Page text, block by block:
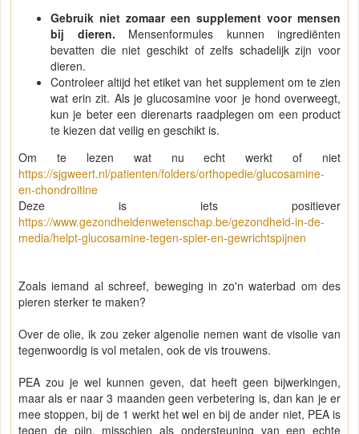
Gebruik niet zomaar een supplement voor mensen
bij dieren. Mensenformules kunnen ingrediënten
bevatten die niet geschikt of zelfs schadelijk zijn voor
dieren.
Controleer altijd het etiket van het supplement om te zien
wat erin zit. Als je glucosamine voor je hond overweegt,
kun je beter een dierenarts raadplegen om een product
te kiezen dat veilig en geschikt is.
Om te lezen wat nu echt werkt of niet
https://sjgweert.nl/patienten/folders/orthopedie/glucosamine-
en-chondroitine
Deze is iets positiever
https://www.gezondheidenwetenschap.be/gezondheid-in-de-
media/helpt-glucosamine-tegen-spier-en-gewrichtspijnen
Zoals iemand al schreef, beweging in zo'n waterbad om des
pieren sterker te maken?
Over de olie, ik zou zeker algenolie nemen want de visolie van
tegenwoordig is vol metalen, ook de vis trouwens.
PEA zou je wel kunnen geven, dat heeft geen bijwerkingen,
maar als er naar 3 maanden geen verbetering is, dan kan je er
mee stoppen, bij de 1 werkt het wel en bij de ander niet, PEA is
tegen de pijn, misschien als ondersteuning van een echte